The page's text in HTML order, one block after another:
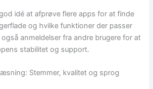
idé at afprøve flere apps for at finde
og hvilke funktioner der passer
anmeldelser fra andre brugere for at
stabilitet og support.
Stemmer, kvalitet og sprog